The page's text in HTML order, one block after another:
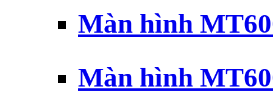
Màn hình
Màn hình